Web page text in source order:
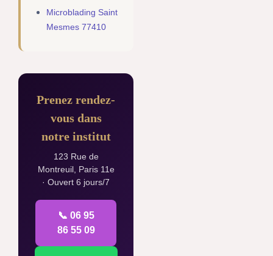
Microblading Saint
Mesmes 77410
Prenez rendez-
vous dans
notre institut
123 Rue de
Montreuil, Paris 11e
· Ouvert 6 jours/7
📞 06 95
86 55 09